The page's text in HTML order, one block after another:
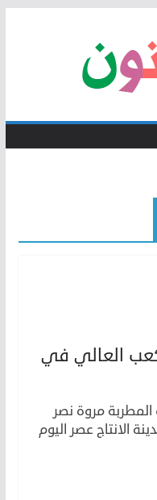
العالي في
المطربة مروة نصر
الانتاج عصر اليوم